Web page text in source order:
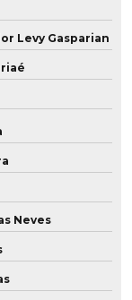
fria
Levy Gasparian
Neves